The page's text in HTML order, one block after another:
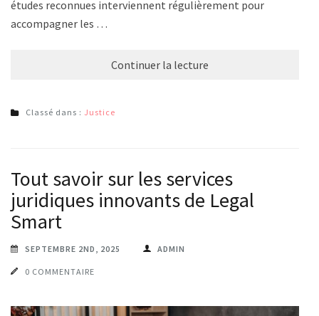
études reconnues interviennent régulièrement pour
accompagner les …
Continuer la lecture
Classé dans : Justice
Tout savoir sur les services
juridiques innovants de Legal
Smart
SEPTEMBRE 2ND, 2025 ADMIN
0 COMMENTAIRE